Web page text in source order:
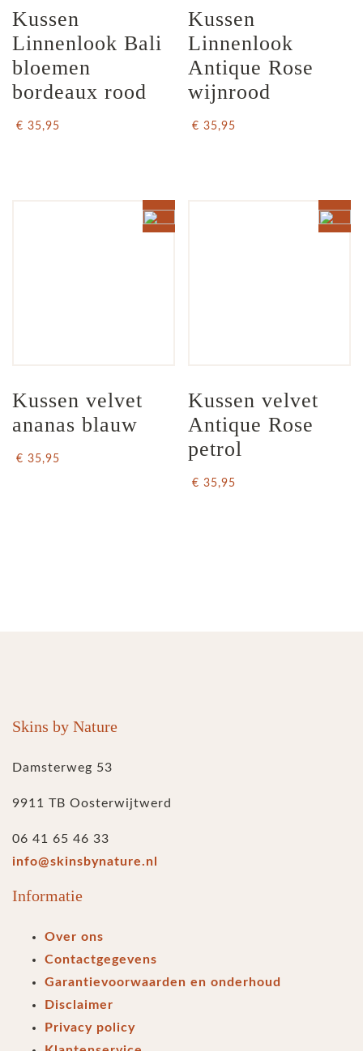
Kussen
Linnenlook Bali
bloemen
bordeaux rood
€ 35,95
Kussen
Linnenlook
Antique Rose
wijnrood
€ 35,95
Kussen velvet
ananas blauw
€ 35,95
Kussen velvet
Antique Rose
petrol
€ 35,95
Skins by Nature
Damsterweg 53
9911 TB Oosterwijtwerd
06 41 65 46 33
info@skinsbynature.nl
Informatie
Over ons
Contactgegevens
Garantievoorwaarden en onderhoud
Disclaimer
Privacy policy